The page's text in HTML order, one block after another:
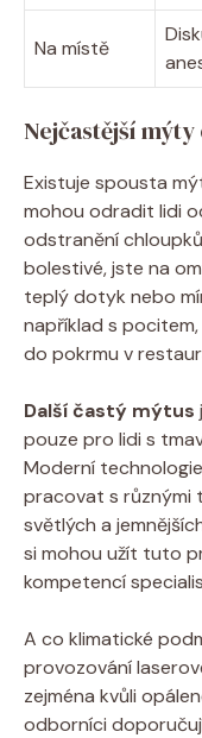
Na místě
Nejčastější
Existuje spousta
mohou odradit lidi
odstranění
bolestivé, jste na
teplý dotyk nebo
například s
do pokrmu v
Další častý mýtus
pouze pro lidi s
Moderní
pracovat s různými
světlých a
si mohou užít tuto
kompetencí
A co klimatické
provozování
zejména kvůli
odborníci